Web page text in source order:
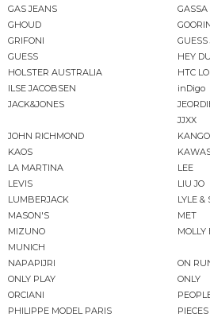
GAS JEANS
GHOUD
GRIFONI
GUESS
HEY
HOLSTER AUSTRALIA
HTC
ILSE JACOBSEN
inDigo
JACK&JONES
JJXX
JOHN RICHMOND
KAOS
LA MARTINA
LEE
LEVIS
LIU JO
LUMBERJACK
LYLE &
MASON'S
MET
MIZUNO
MOLLY
MUNICH
NAPAPIJRI
ON
ONLY PLAY
ONLY
ORCIANI
PHILIPPE MODEL PARIS
PIECES